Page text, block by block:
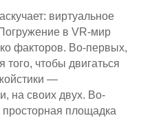
виртуальное
в VR-мир
факторов. Во-первых,
чтобы двигаться
—
на своих двух. Во-
просторная площадка